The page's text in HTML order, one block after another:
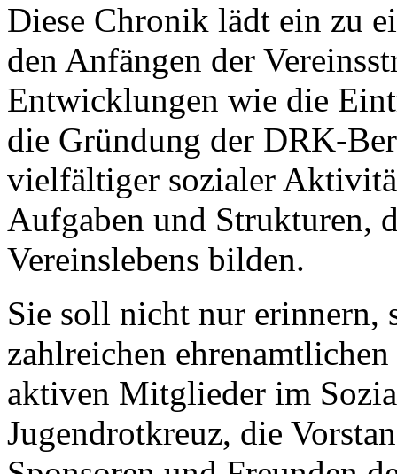
Diese Chronik lädt ein zu
den Anfängen der
Entwicklungen wie die
die Gründung der DRK-
vielfältiger sozialer
Aufgaben und Strukturen,
Vereinslebens bilden.
Sie soll nicht nur erinnern,
zahlreichen
aktiven Mitglieder im
Jugendrotkreuz, die